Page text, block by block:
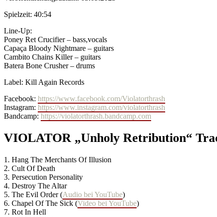
Spielzeit: 40:54
Line-Up:
Poney Ret Crucifier – bass,vocals
Capaça Bloody Nightmare – guitars
Cambito Chains Killer – guitars
Batera Bone Crusher – drums
Label: Kill Again Records
Facebook: https://www.facebook.com/Violatorthrash
Instagram: https://www.instagram.com/violatorthrash
Bandcamp: https://violatorthrash.bandcamp.com
VIOLATOR „Unholy Retribution“
1. Hang The Merchants Of Illusion
2. Cult Of Death
3. Persecution Personality
4. Destroy The Altar
5. The Evil Order (Audio bei YouTube)
6. Chapel Of The Sick (Video bei YouTube)
7. Rot In Hell